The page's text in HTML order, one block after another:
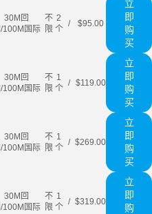
30M回
/100M国际
不
限
2
个
/ $95.00
立
即
购
买
30M回
/100M国际
不
限
1
个
/ $119.00
立
即
购
买
30M回
/100M国际
不
限
1
个
/ $269.00
立
即
购
买
30M回
/100M国际
不
限
1
个
/ $319.00
立
即
购